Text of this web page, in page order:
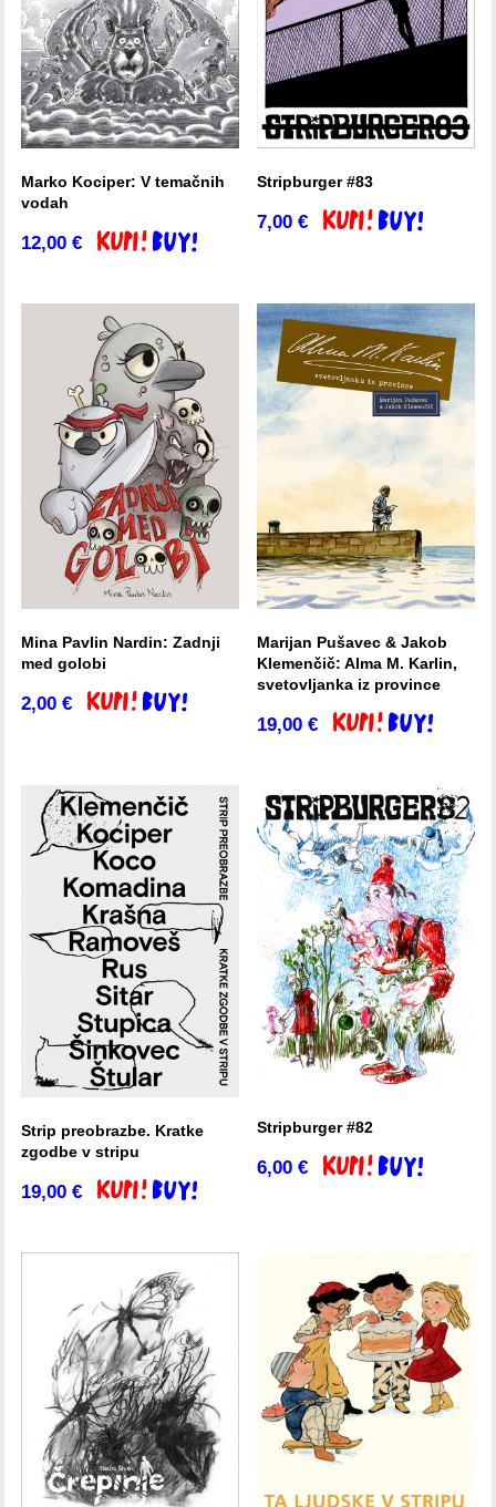
Marko Kociper: V temačnih
vodah
12,00€ Dodaj v košarico
Stripburger #83
7,00€ Dodaj v košarico
Mina Pavlin Nardin: Zadnji
med golobi
2,00€ Dodaj v košarico
Marijan Pušavec & Jakob
Klemenčič: Alma M. Karlin,
svetovljanka iz province
19,00€ Dodaj v košarico
Strip preobrazbe. Kratke
zgodbe v stripu
19,00€ Dodaj v košarico
Stripburger #82
6,00€ Dodaj v košarico